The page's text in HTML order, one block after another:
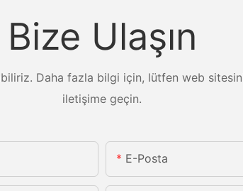
Bize Ulaşın
Daha fazla bilgi için, lütfen web
iletişime geçin.
E-Posta